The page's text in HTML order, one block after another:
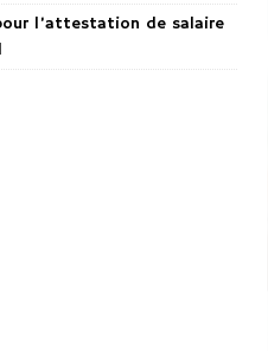
l’attestation de salaire